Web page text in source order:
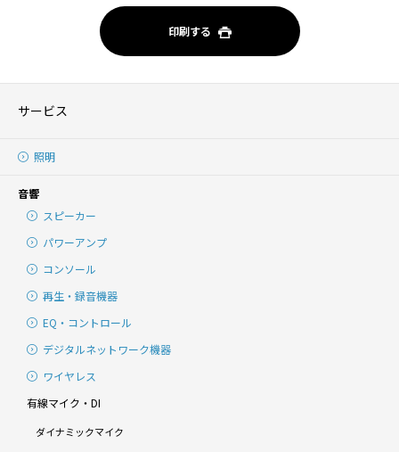
印刷する
サービス
照明
音響
スピーカー
パワーアンプ
コンソール
再生・録音機器
EQ・コントロール
デジタルネットワーク機器
ワイヤレス
有線マイク・DI
ダイナミックマイク